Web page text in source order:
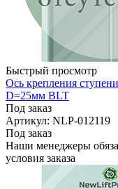
Быстрый просмотр
Ось крепления
D=25мм BLT
Под заказ
Артикул: NLP-012119
Под заказ
Наши менеджеры
условия заказа